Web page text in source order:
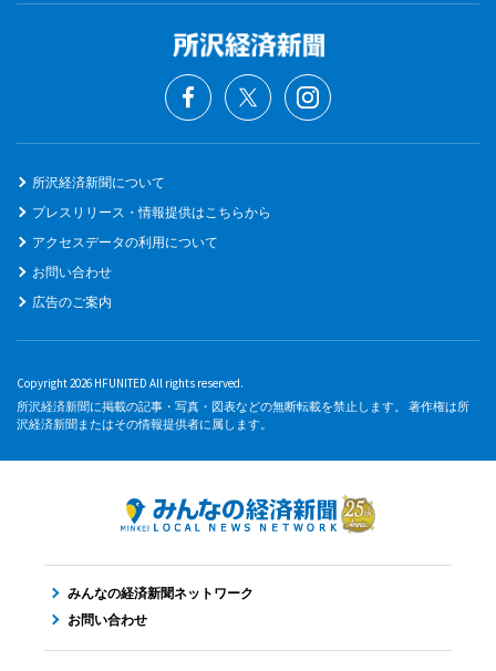
所沢経済新聞について
プレスリリース・情報提供はこちらから
アクセスデータの利用について
お問い合わせ
広告のご案内
Copyright 2026 HFUNITED All rights reserved.
所沢経済新聞に掲載の記事・写真・図表などの無断転載を禁止します。 著作権は所
沢経済新聞またはその情報提供者に属します。
みんなの経済新聞ネットワーク
お問い合わせ